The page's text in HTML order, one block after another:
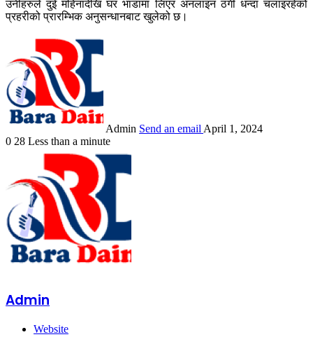
उनीहरुले दुई महिनादेखि घर भाडामा लिएर अनलाइन ठगी धन्दा चलाइरहेको
प्रहरीको प्रारम्भिक अनुसन्धानबाट खुलेको छ।
Admin Send an email April 1, 2024
0 28 Less than a minute
Admin
Website